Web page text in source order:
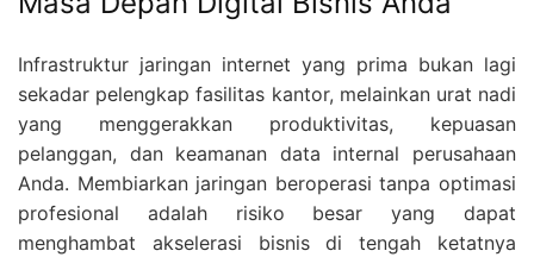
Infrastruktur jaringan internet yang prima bukan lagi
sekadar pelengkap fasilitas kantor, melainkan urat nadi
yang menggerakkan produktivitas, kepuasan
pelanggan, dan keamanan data internal perusahaan
Anda. Membiarkan jaringan beroperasi tanpa optimasi
profesional adalah risiko besar yang dapat
menghambat akselerasi bisnis di tengah ketatnya